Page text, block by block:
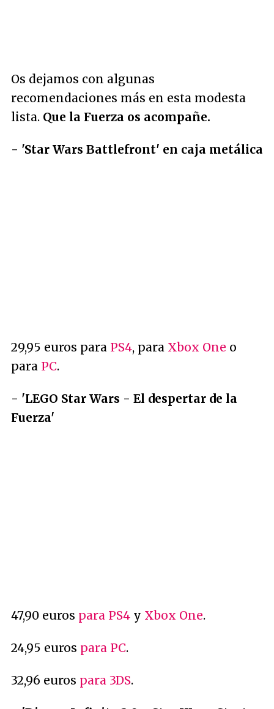
Os dejamos con algunas
recomendaciones más en esta modesta
lista. Que la Fuerza os acompañe.
- 'Star Wars Battlefront' en caja metálica
29,95 euros para PS4, para Xbox One o
para PC.
- 'LEGO Star Wars - El despertar de la
Fuerza'
47,90 euros para PS4 y Xbox One.
24,95 euros para PC.
32,96 euros para 3DS.